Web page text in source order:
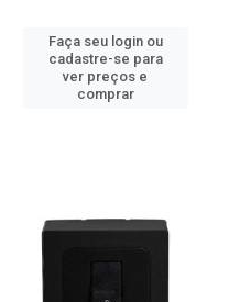
Faça seu login ou
cadastre-se para
ver preços e
comprar